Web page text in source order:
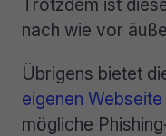
Trotzdem ist
nach wie vor
Übrigens bietet
eigenen Webseite
mögliche